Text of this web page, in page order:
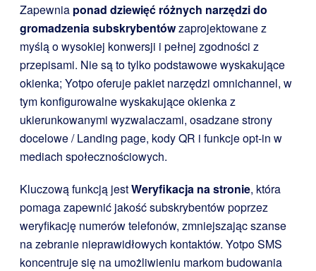
Zapewnia ponad dziewięć różnych narzędzi do
gromadzenia subskrybentówzaprojektowane z
myślą o wysokiej konwersji i pełnej zgodności z
przepisami. Nie są to tylko podstawowe wyskakujące
okienka; Yotpo oferuje pakiet narzędzi omnichannel, w
tym konfigurowalne wyskakujące okienka z
ukierunkowanymi wyzwalaczami, osadzane strony
docelowe / Landing page, kody QR i funkcje opt-in w
mediach społecznościowych.
Kluczową funkcją jestWeryfikacja na stronie, która
pomaga zapewnić jakość subskrybentów poprzez
weryfikację numerów telefonów, zmniejszając szanse
na zebranie nieprawidłowych kontaktów. Yotpo SMS
koncentruje się na umożliwieniu markom budowania